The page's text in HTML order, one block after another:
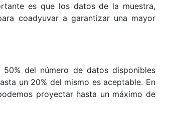
es que los datos de la muestra,
coadyuvar a garantizar una mayor
del número de datos disponibles
un 20% del mismo es aceptable. En
proyectar hasta un máximo de